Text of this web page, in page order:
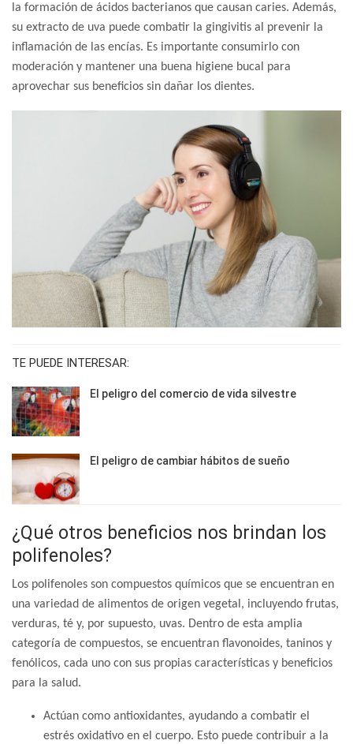
la formación de ácidos bacterianos que causan caries. Además,
su extracto de uva puede combatir la gingivitis al prevenir la
inflamación de las encías. Es importante consumirlo con
moderación y mantener una buena higiene bucal para
aprovechar sus beneficios sin dañar los dientes.
TE PUEDE INTERESAR:
El peligro del comercio de vida silvestre
El peligro de cambiar hábitos de sueño
¿Qué otros beneficios nos brindan los
polifenoles?
Los polifenoles son compuestos químicos que se encuentran en
una variedad de alimentos de origen vegetal, incluyendo frutas,
verduras, té y, por supuesto, uvas. Dentro de esta amplia
categoría de compuestos, se encuentran flavonoides, taninos y
fenólicos, cada uno con sus propias características y beneficios
para la salud.
Actúan como antioxidantes, ayudando a combatir el
estrés oxidativo en el cuerpo. Esto puede contribuir a la